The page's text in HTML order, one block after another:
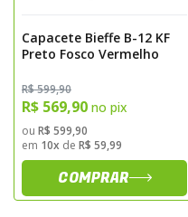
engate rapido,
fixacao segura
Design e
O grafismo
prata confere
O acabamento
Capacete Bieffe B-12 KF
Preto Fosco Vermelho
R$ 599,90
R$ 569,90 no pix
ou R$ 599,90
em 10x de R$ 59,99
COMPRAR